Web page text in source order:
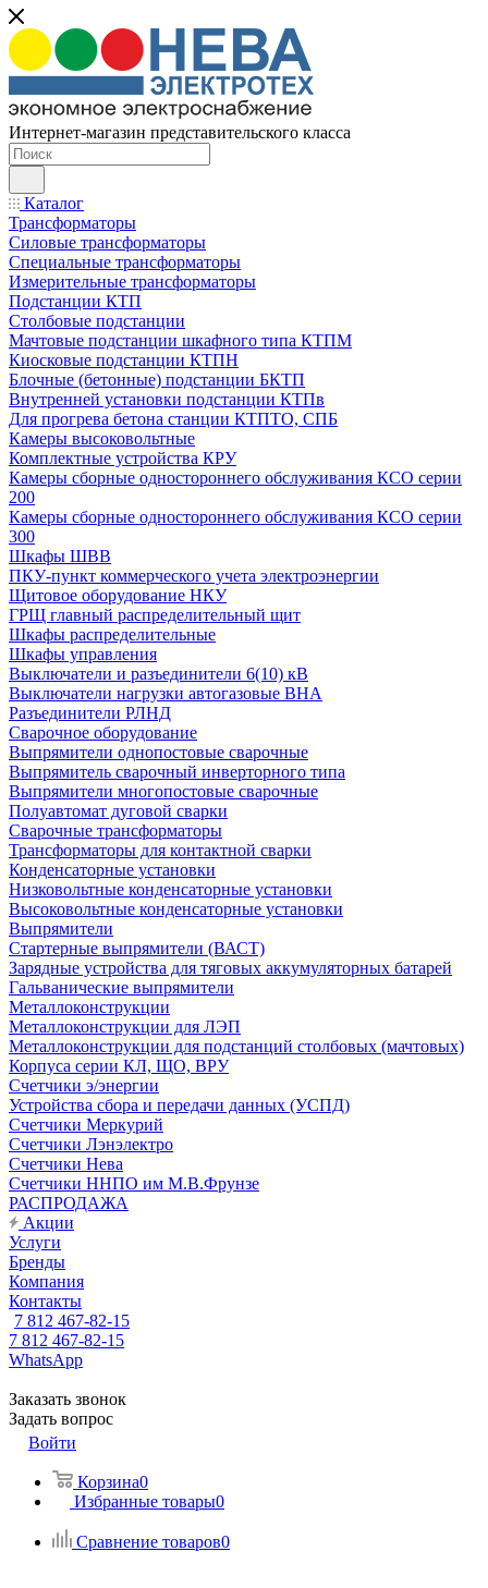
Интернет-магазин представительского класса
Каталог
Трансформаторы
Силовые трансформаторы
Специальные трансформаторы
Измерительные трансформаторы
Подстанции КТП
Столбовые подстанции
Мачтовые подстанции шкафного типа КТПМ
Киосковые подстанции КТПН
Блочные (бетонные) подстанции БКТП
Внутренней установки подстанции КТПв
Для прогрева бетона станции КТПТО, СПБ
Камеры высоковольтные
Комплектные устройства КРУ
Камеры сборные одностороннего обслуживания КСО серии
200
Камеры сборные одностороннего обслуживания КСО серии
300
Шкафы ШВВ
ПКУ-пункт коммерческого учета электроэнергии
Щитовое оборудование НКУ
ГРЩ главный распределительный щит
Шкафы распределительные
Шкафы управления
Выключатели и разъединители 6(10) кВ
Выключатели нагрузки автогазовые ВНА
Разъединители РЛНД
Сварочное оборудование
Выпрямители однопостовые сварочные
Выпрямитель сварочный инверторного типа
Выпрямители многопостовые сварочные
Полуавтомат дуговой сварки
Сварочные трансформаторы
Трансформаторы для контактной сварки
Конденсаторные установки
Низковольтные конденсаторные установки
Высоковольтные конденсаторные установки
Выпрямители
Стартерные выпрямители (ВАСТ)
Зарядные устройства для тяговых аккумуляторных батарей
Гальванические выпрямители
Металлоконструкции
Металлоконструкции для ЛЭП
Металлоконструкции для подстанций столбовых (мачтовых)
Корпуса серии КЛ, ЩО, ВРУ
Счетчики э/энергии
Устройства сбора и передачи данных (УСПД)
Счетчики Меркурий
Счетчики Лэнэлектро
Счетчики Нева
Счетчики ННПО им М.В.Фрунзе
РАСПРОДАЖА
Акции
Услуги
Бренды
Компания
Контакты
7 812 467-82-15
7 812 467-82-15
WhatsApp
Заказать звонок
Задать вопрос
Войти
Корзина0
Избранные товары0
Сравнение товаров0